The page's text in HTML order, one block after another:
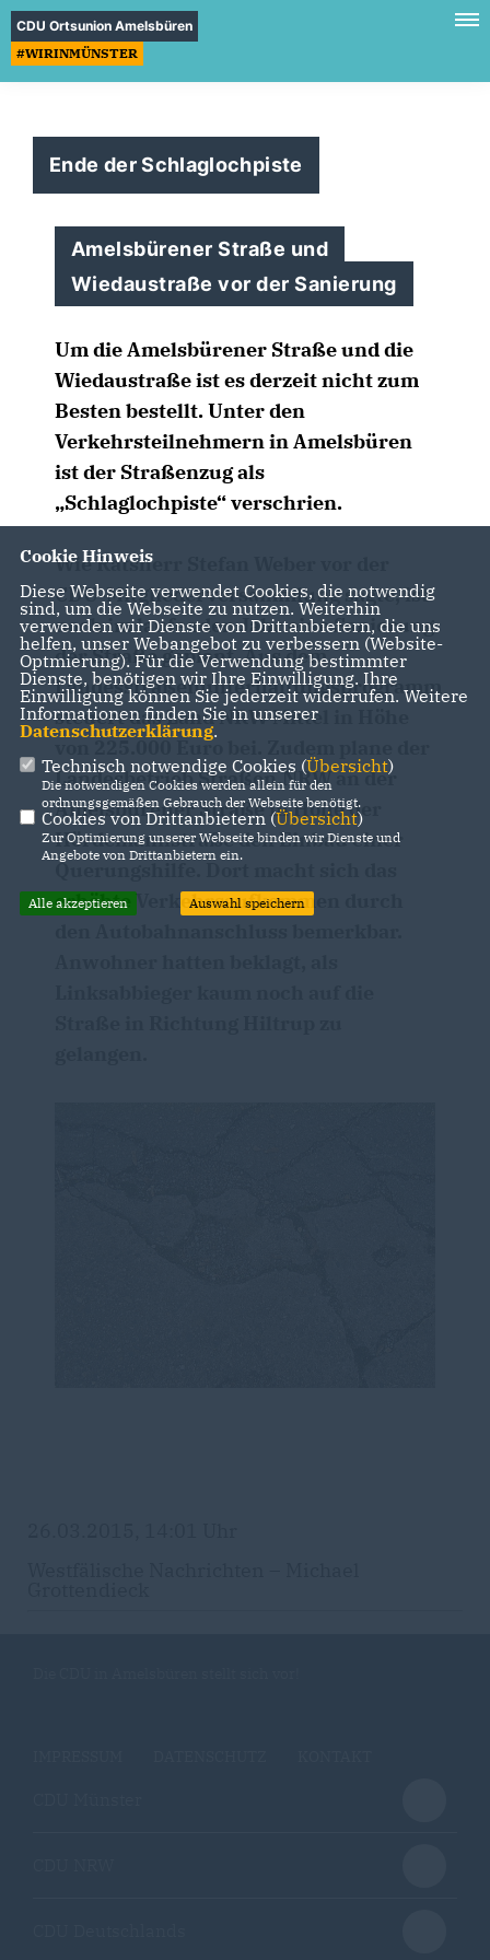
CDU Ortsunion Amelsbüren
#WIRINMÜNSTER
Ende der Schlaglochpiste
Amelsbürener Straße und
Wiedaustraße vor der Sanierung
Um die Amelsbürener Straße und die
Wiedaustraße ist es derzeit nicht zum
Besten bestellt. Unter den
Verkehrsteilnehmern in Amelsbüren
ist der Straßenzug als
Schlaglochpiste“ verschrien.
Wie Ratsherr Stefan Weber vor der
CDU-Mitgliederversammlung sagte, ist
noch im laufenden Jahr eine Sanierung
der Straße geplant. Aus dem
Landesstraßenunterhaltungsprogramm
steuert das Land NRW Mittel in Höhe
von 225.000 Euro bei. Zudem plane der
Landesbetrieb Straßen.NRW an der
Amelsbürener Straße in Höhe der
Hördemannstraße den Einbau einer
Querungshilfe. Dort macht sich das
erhöhte Verkehrsaufkommen durch
Cookie Hinweis
Diese Webseite verwendet Cookies, die notwendig
sind, um die Webseite zu nutzen. Weiterhin
verwenden wir Dienste von Drittanbietern, die uns
helfen, unser Webangebot zu verbessern (Website-
Optmierung). Für die Verwendung bestimmter
Dienste, benötigen wir Ihre Einwilligung. Ihre
Einwilligung können Sie jederzeit widerrufen. Weitere
Informationen finden Sie in unserer
Datenschutzerklärung.
Technisch notwendige Cookies (Übersicht)
Die notwendigen Cookies werden allein für den
ordnungsgemäßen Gebrauch der Webseite benötigt.
Cookies von Drittanbietern (Übersicht)
Zur Optimierung unserer Webseite binden wir Dienste und
Angebote von Drittanbietern ein.
Alle akzeptieren Auswahl speichern